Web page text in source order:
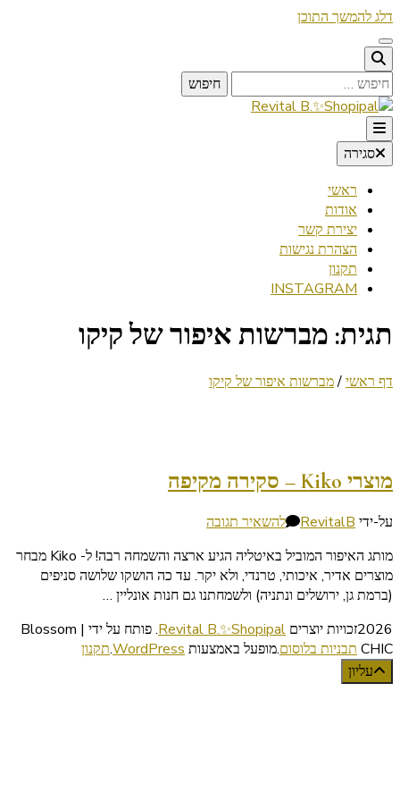
דלג להמשך התוכן
חיפוש:
Revital B.✨Shopipal
Lifestyle ✦ Beauty ✦ Vegan ✦ Travel
סגירה
ראשי
אודות
יצירת קשר
הצהרת נגישות
תקנון
INSTAGRAM
תגית: מברשות איפור של קיקו
דף ראשי/מברשות איפור של קיקו
מוצרי Kiko – סקירה מקיפה
על-ידי RevitalB להשאיר תגובהבנושא
Kiko
–
סקירה
מקיפה
מותג האיפור המוביל באיטליה הגיע ארצה והשמחה רבה! ל- Kiko מבחר
מוצרים אדיר, איכותי, טרנדי, ולא יקר. עד כה הושקו שלושה סניפים
(ברמת גן, ירושלים ונתניה) ולשמחתנו גם חנות אונליין …
2026זכויות יוצרים
Revital B.✨Shopipal
.
פותח על ידי | Blossom
CHIC תבניות בלוסום.מופעל באמצעות WordPress
.תקנון
עליון